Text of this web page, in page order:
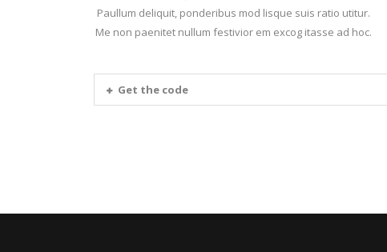
Paullum deliquit, ponderibus mod lisque suis ratio utitur.
Me non paenitet nullum festivior em excog itasse ad hoc.
Get the code